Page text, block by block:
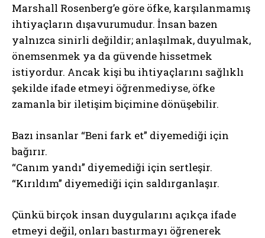
Marshall Rosenberg’e göre öfke, karşılanmamış
ihtiyaçların dışavurumudur. İnsan bazen
yalnızca sinirli değildir; anlaşılmak, duyulmak,
önemsenmek ya da güvende hissetmek
istiyordur. Ancak kişi bu ihtiyaçlarını sağlıklı
şekilde ifade etmeyi öğrenmediyse, öfke
zamanla bir iletişim biçimine dönüşebilir.
Bazı insanlar “Beni fark et” diyemediği için
bağırır.
“Canım yandı” diyemediği için sertleşir.
“Kırıldım” diyemediği için saldırganlaşır.
Çünkü birçok insan duygularını açıkça ifade
etmeyi değil, onları bastırmayı öğrenerek